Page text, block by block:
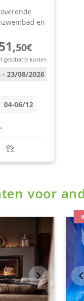
voor